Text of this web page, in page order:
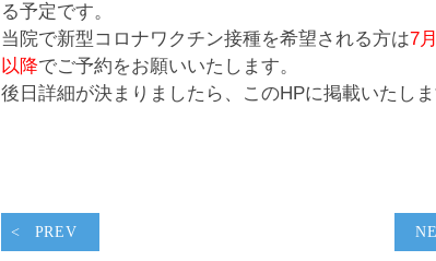
予防医療
腹ペコウォーキング
る予定です。
当院で新型コロナワクチン接種を希望される方は7
以降でご予約をお願いいたします。
後日詳細が決まりましたら、このHPに掲載いたしま
PREV